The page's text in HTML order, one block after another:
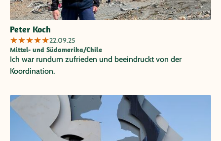
Peter Koch
★★★★★22.09.25
Mittel- und Südamerika/Chile
Ich war rundum zufrieden und beeindruckt von der
Koordination.